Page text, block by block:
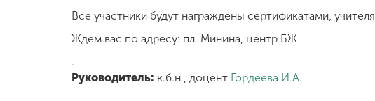
Другие виды
деятельности
Студенческая
Все участники будут награждены сертификатами,
Ждем вас по адресу: пл. Минина, центр БЖ
.
Руководитель: к.б.н., доцент Гордеева И.А.